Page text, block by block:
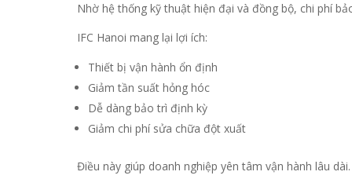
Nhờ hệ thống kỹ thuật hiện đại và đồng bộ, chi phí
IFC Hanoi mang lại lợi ích:
Thiết bị vận hành ổn định
Giảm tần suất hỏng hóc
Dễ dàng bảo trì định kỳ
Giảm chi phí sửa chữa đột xuất
Điều này giúp doanh nghiệp yên tâm vận hành lâu dài.